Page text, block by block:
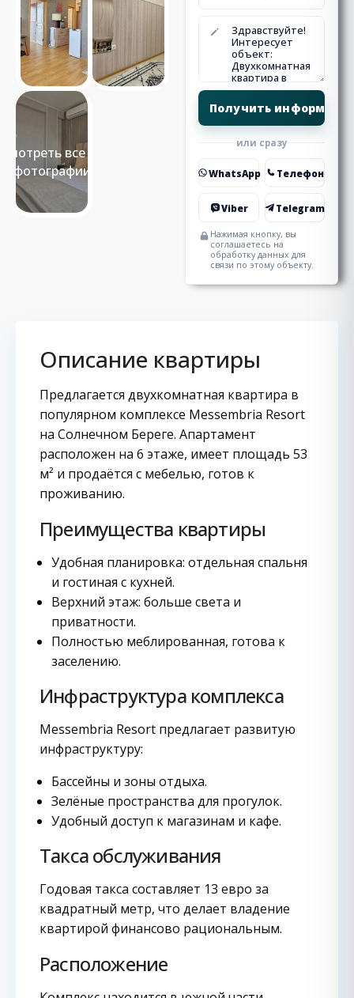
Смотреть все 13
фотографии
или сразу
WhatsApp Телефон
Viber Telegram
Нажимая кнопку, вы
соглашаетесь на
обработку данных для
связи по этому объекту.
Описание квартиры
Предлагается двухкомнатная квартира в
популярном комплексе Messembria Resort
на Солнечном Береге. Апартамент
расположен на 6 этаже, имеет площадь 53
м² и продаётся с мебелью, готов к
проживанию.
Преимущества квартиры
Удобная планировка: отдельная спальня
и гостиная с кухней.
Верхний этаж: больше света и
приватности.
Полностью меблированная, готова к
заселению.
Инфраструктура комплекса
Messembria Resort предлагает развитую
инфраструктуру:
Бассейны и зоны отдыха.
Зелёные пространства для прогулок.
Удобный доступ к магазинам и кафе.
Такса обслуживания
Годовая такса составляет 13 евро за
квадратный метр, что делает владение
квартирой финансово рациональным.
Расположение